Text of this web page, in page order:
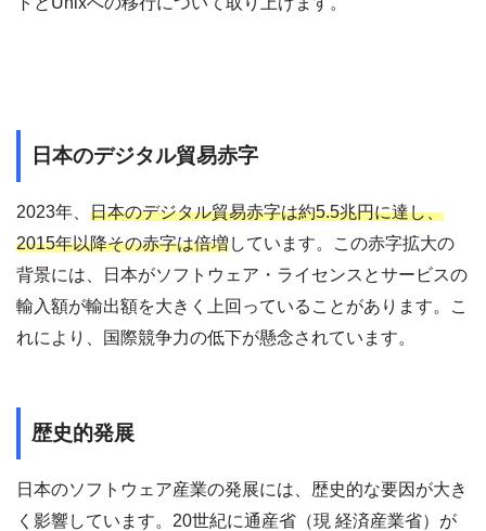
日本のデジタル貿易赤字
2023年、 日本のデジタル貿易赤字は約5.5兆円に達し、
2015年以降その赤字は倍増しています。この赤字拡大の
背景には、日本がソフトウェア・ライセンスとサービスの
輸入額が輸出額を大きく上回っていることがあります。こ
れにより、国際競争力の低下が懸念されています。
歴史的発展
日本のソフトウェア産業の発展には、歴史的な要因が大き
く影響しています。20世紀に通産省（現 経済産業省）が